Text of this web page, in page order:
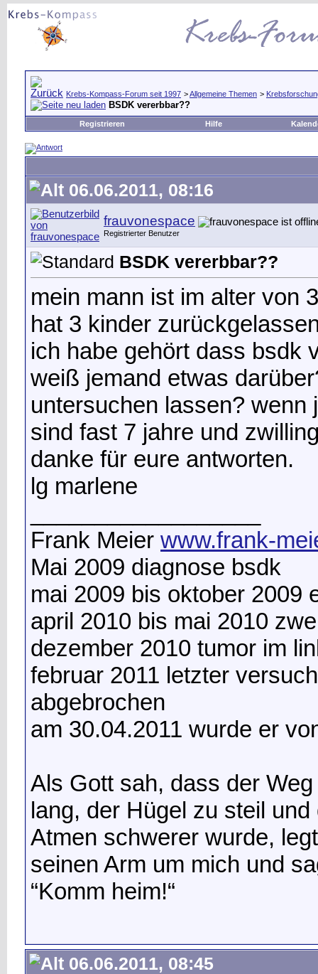
Krebs-Kompass-Forum seit 1997 >Allgemeine Themen >
BSDK vererbbar??
Registrieren Hilfe
06.06.2011, 08:16
frauvonespace
Registrierter Benutzer
BSDK vererbbar??
mein mann ist im alter von
hat 3 kinder
ich habe gehört dass bsdk
weiß jemand etwas
untersuchen lassen? wenn
sind fast 7 jahre und
danke für eure antworten.
lg marlene
Frank Meier www.frank-
Mai 2009 diagnose bsdk
mai 2009 bis oktober 2009
april 2010 bis mai 2010
dezember 2010 tumor im
februar 2011 letzter
abgebrochen
am 30.04.2011 wurde er
Als Gott sah, dass der
lang, der Hügel zu steil und
Atmen schwerer wurde,
seinen Arm um mich und
“Komm heim!“
06.06.2011, 08:45